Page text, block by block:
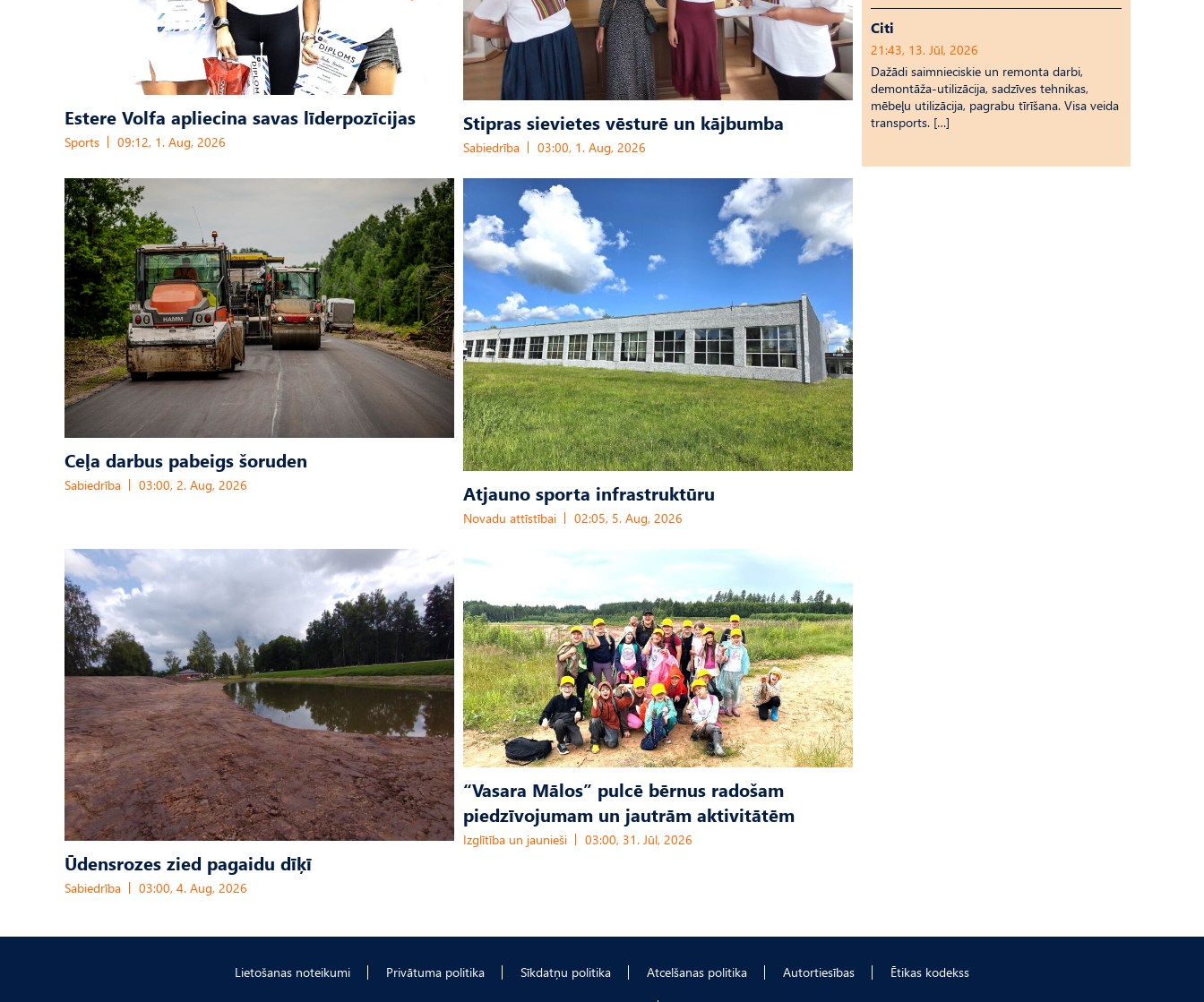
Estere Volfa apliecina savas līderpozīcijas
Sports 09:12, 1. Aug, 2026
Stipras sievietes vēsturē un kājbumba
Sabiedrība 03:00, 1. Aug, 2026
Ceļa darbus pabeigs šoruden
Sabiedrība 03:00, 2. Aug, 2026 Atjauno sporta infrastruktūru
Novadu attīstībai 02:05, 5. Aug, 2026
Ūdensrozes zied pagaidu dīķī
Sabiedrība 03:00, 4. Aug, 2026
“Vasara Mālos” pulcē bērnus radošam
piedzīvojumam un jautrām aktivitātēm
Izglītība un jaunieši 03:00, 31. Jūl, 2026
Citi
21:43, 13. Jūl, 2026
Dažādi saimnieciskie un remonta darbi,
demontāža-utilizācija, sadzīves tehnikas,
mēbeļu utilizācija, pagrabu tīrīšana. Visa veida
transports. […]
Lietošanas noteikumi Privātuma politika Sīkdatņu politika Atcelšanas politika Autortiesības Ētikas kodekss